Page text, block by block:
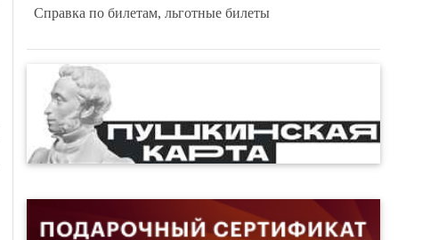
Справка по билетам, льготные билеты